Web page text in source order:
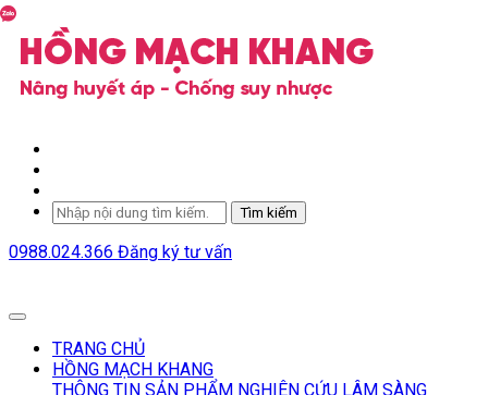
Tìm kiếm
0988.024.366 Đăng ký tư vấn
TRANG CHỦ
HỒNG MẠCH KHANG
THÔNG TIN SẢN PHẨM NGHIÊN CỨU LÂM SÀNG